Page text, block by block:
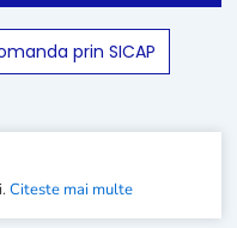
Citeste mai multe
prin SICAP